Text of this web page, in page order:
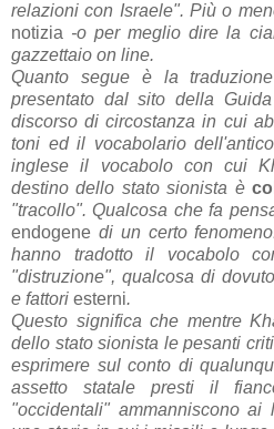
relazioni con Israele". Più o
notizia -o per meglio dire la
gazzettaio on line.
Quanto segue è la
presentato dal sito della
discorso di circostanza in cui
toni ed il vocabolario
inglese il vocabolo con cui
destino dello stato sionista è
"tracollo". Qualcosa che fa
endogene di un certo
hanno tradotto il vocabolo
"distruzione", qualcosa di
e fattori esterni.
Questo significa che mentre
dello stato sionista le pesanti
esprimere sul conto di
assetto statale presti il
"occidentali" ammanniscono ai